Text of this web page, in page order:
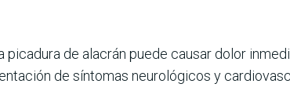
de alacrán puede causar dolor
de síntomas neurológicos y